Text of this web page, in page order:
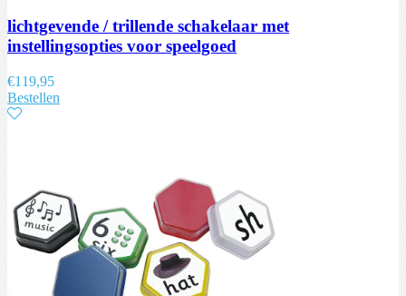
lichtgevende / trillende schakelaar met
instellingsopties voor speelgoed
€119,95
Bestellen